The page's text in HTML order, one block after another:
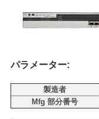
い
ニ
パラメーター:
製造者
Mfg 部分番号